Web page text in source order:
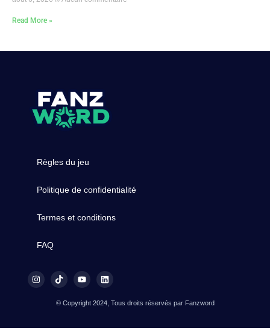
Read More »
Règles du jeu
Politique de confidentialité
Termes et conditions
FAQ
© Copyright 2024, Tous droits réservés par Fanzword